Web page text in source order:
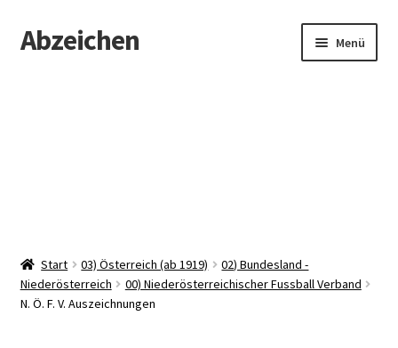
Zur
Navigation
Zum
Inhalt
Abzeichen Menü
Start 03) Österreich (ab 1919)
02) Bundesland -
Niederösterreich
00) Niederösterreichischer Fussball Verband
N. Ö. F. V. Auszeichnungen